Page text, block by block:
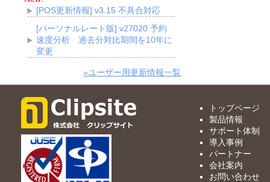
[POS更新情報] v3.15 不具合対応
[パーソナルレート版] v27020 予約
速度分析 過去分対比期間を10年に
変更
»ユーザー用更新情報一覧
トップページ
製品情報
サポート体制
導入事例
パートナー
会社案内
お問い合わせ